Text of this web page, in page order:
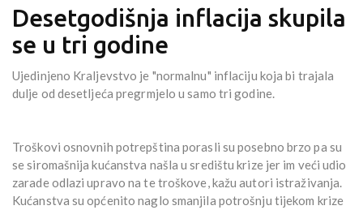
Desetgodišnja inflacija skupila
se u tri godine
Ujedinjeno Kraljevstvo je "normalnu" inflaciju koja bi trajala
dulje od desetljeća pregrmjelo u samo tri godine.
Troškovi osnovnih potrepština porasli su posebno brzo pa su
se siromašnija kućanstva našla u središtu krize jer im veći udio
zarade odlazi upravo na te troškove, kažu autori istraživanja.
Kućanstva su općenito naglo smanjila potrošnju tijekom krize